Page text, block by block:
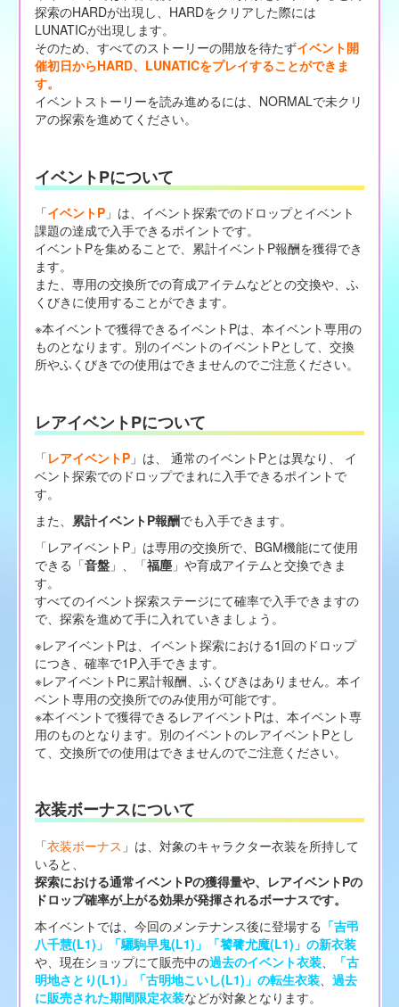
探索のHARDが出現し、HARDをクリアした際には
LUNATICが出現します。
そのため、すべてのストーリーの開放を待たずイベント開
催初日からHARD、LUNATICをプレイすることができま
す。
イベントストーリーを読み進めるには、NORMALで未クリ
アの探索を進めてください。
イベントPについて
「イベントP」は、イベント探索でのドロップとイベント
課題の達成で入手できるポイントです。
イベントPを集めることで、累計イベントP報酬を獲得でき
ます。
また、専用の交換所での育成アイテムなどとの交換や、ふ
くびきに使用することができます。
※本イベントで獲得できるイベントPは、本イベント専用の
ものとなります。別のイベントのイベントPとして、交換
所やふくびきでの使用はできませんのでご注意ください。
レアイベントPについて
「レアイベントP」は、 通常のイベントPとは異なり、 イ
ベント探索でのドロップでまれに入手できるポイントで
す。
また、 累計イベントP報酬でも入手できます。
「レアイベントP」は専用の交換所で、BGM機能にて使用
できる「音盤」、「福塵」や育成アイテムと交換できま
す。
すべてのイベント探索ステージにて確率で入手できますの
で、探索を進めて手に入れていきましょう。
※レアイベントPは、イベント探索における1回のドロップ
につき、確率で1P入手できます。
※レアイベントPに累計報酬、ふくびきはありません。本イ
ベント専用の交換所でのみ使用が可能です。
※本イベントで獲得できるレアイベントPは、本イベント専
用のものとなります。別のイベントのレアイベントPとし
て、交換所での使用はできませんのでご注意ください。
衣装ボーナスについて
「衣装ボーナス 」は、対象のキャラクター衣装を所持して
いると、
探索における通常イベントPの獲得量や、レアイベントPの
ドロップ確率が上がる効果が発揮されるボーナスです。
本イベントでは、今回のメンテナンス後に登場する 「吉弔
八千慧(L1)」「驪駒早鬼(L1)」「饕餮尤魔(L1)」の新衣装
や、現在ショップにて販売中の過去のイベント衣装、
「古
明地さとり(L1)」「古明地こいし(L1)」の転生衣装、 過去
に販売された期間限定衣装などが対象となります。